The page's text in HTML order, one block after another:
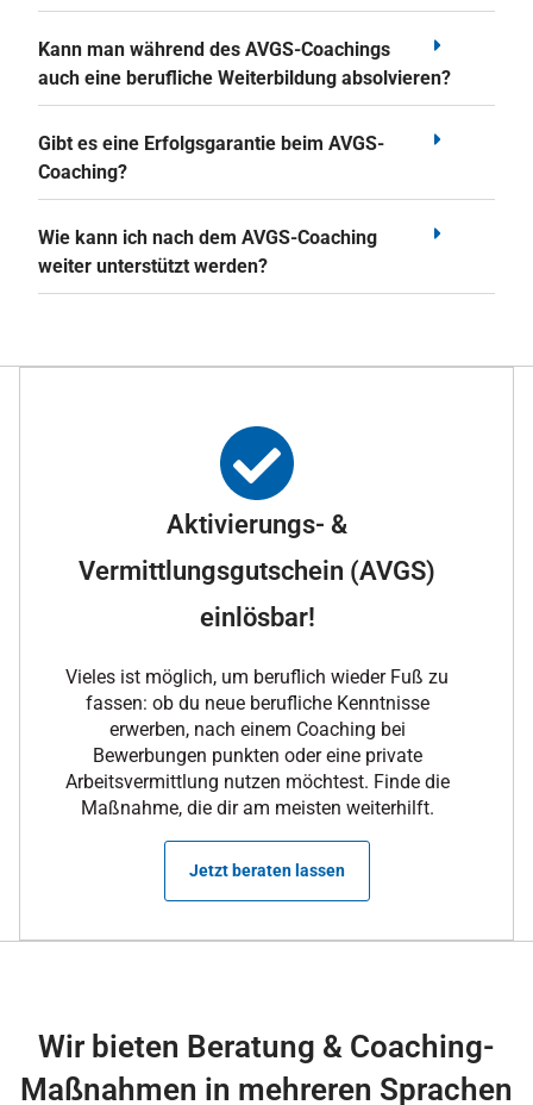
Kann man während des AVGS-Coachings
auch eine berufliche Weiterbildung absolvieren?
Gibt es eine Erfolgsgarantie beim AVGS-
Coaching?
Wie kann ich nach dem AVGS-Coaching
weiter unterstützt werden?
Aktivierungs- &
Vermittlungsgutschein (AVGS)
einlösbar!
Vieles ist möglich, um beruflich wieder Fuß zu
fassen: ob du neue berufliche Kenntnisse
erwerben, nach einem Coaching bei
Bewerbungen punkten oder eine private
Arbeitsvermittlung nutzen möchtest. Finde die
Maßnahme, die dir am meisten weiterhilft.
Jetzt beraten lassen
Wir bieten Beratung & Coaching-
Maßnahmen in mehreren Sprachen